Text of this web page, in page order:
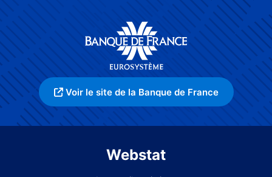
Voir le site de la Banque de France
Webstat